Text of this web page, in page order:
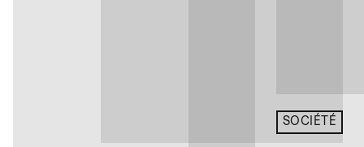
SOCIÉTÉ